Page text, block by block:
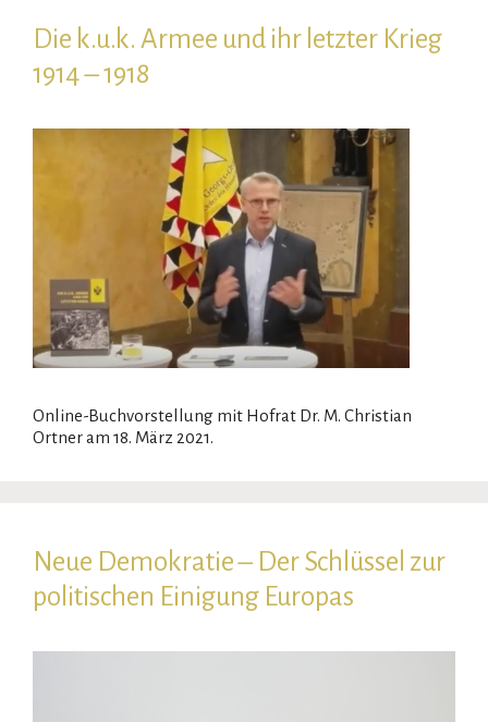
Die k.u.k. Armee und ihr letzter Krieg
1914 – 1918
Online-Buchvorstellung mit Hofrat Dr. M. Christian
Ortner am 18. März 2021.
Neue Demokratie – Der Schlüssel zur
politischen Einigung Europas